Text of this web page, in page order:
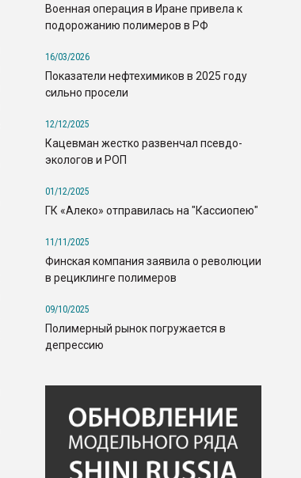
Военная операция в Иране привела к
подорожанию полимеров в РФ
16/03/2026
Показатели нефтехимиков в 2025 году
сильно просели
12/12/2025
Кацевман жестко развенчал псевдо-
экологов и РОП
01/12/2025
ГК «Алеко» отправилась на "Кассиопею"
11/11/2025
Финская компания заявила о революции
в рециклинге полимеров
09/10/2025
Полимерный рынок погружается в
депрессию